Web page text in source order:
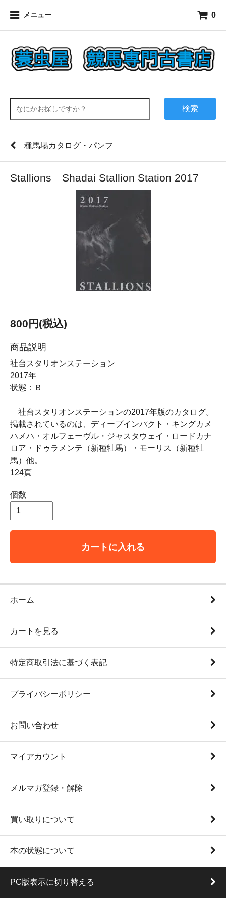
メニュー 0
検索
種馬場カタログ・パンフ
Stallions Shadai Stallion Station 2017
800円(税込)
商品説明
社台スタリオンステーション
2017年
状態：Ｂ
社台スタリオンステーションの2017年版のカタログ。
掲載されているのは、ディープインパクト・キングカメ
ハメハ・オルフェーヴル・ジャスタウェイ・ロードカナ
ロア・ドゥラメンテ（新種牡馬）・モーリス（新種牡
馬）他。
124頁
個数
カートに入れる
ホーム
カートを見る
特定商取引法に基づく表記
プライバシーポリシー
お問い合わせ
マイアカウント
メルマガ登録・解除
買い取りについて
本の状態について
PC版表示に切り替える